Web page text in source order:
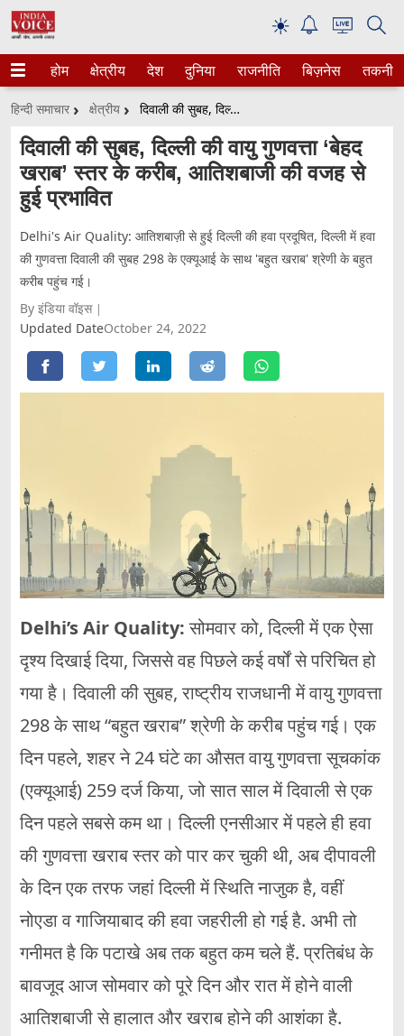
☀
होम क्षेत्रीय देश दुनिया राजनीति बिज़नेस तकनीक
हिन्दी समाचार क्षेत्रीय दिवाली की सुबह, दिल्ली की वायु गुणवत्ता ‘बेहद खराब’ स्तर के करीब, आतिशबाजी की वजह से हुई प्रभावित
दिवाली की सुबह, दिल्ली की वायु गुणवत्ता ‘बेहद
खराब’ स्तर के करीब, आतिशबाजी की वजह से
हुई प्रभावित
Delhi's Air Quality: आतिशबाज़ी से हुई दिल्ली की हवा प्रदूषित, दिल्ली में हवा
की गुणवत्ता दिवाली की सुबह 298 के एक्यूआई के साथ 'बहुत खराब' श्रेणी के बहुत
करीब पहुंच गई।
By इंडिया वॉइस
Updated DateOctober 24, 2022
Delhi’s Air Quality:सोमवार को, दिल्ली में एक ऐसा
दृश्य दिखाई दिया, जिससे वह पिछले कई वर्षों से परिचित हो
गया है। दिवाली की सुबह, राष्ट्रीय राजधानी में वायु गुणवत्ता
298 के साथ “बहुत खराब” श्रेणी के करीब पहुंच गई। एक
दिन पहले, शहर ने 24 घंटे का औसत वायु गुणवत्ता सूचकांक
(एक्यूआई) 259 दर्ज किया, जो सात साल में दिवाली से एक
दिन पहले सबसे कम था। दिल्ली एनसीआर में पहले ही हवा
की गुणवत्ता खराब स्तर को पार कर चुकी थी, अब दीपावली
के दिन एक तरफ जहां दिल्ली में स्थिति नाजुक है, वहीं
नोएडा व गाजियाबाद की हवा जहरीली हो गई है. अभी तो
गनीमत है कि पटाखे अब तक बहुत कम चले हैं. प्रतिबंध के
बावजूद आज सोमवार को पूरे दिन और रात में होने वाली
आतिशबाजी से हालात और खराब होने की आशंका है.